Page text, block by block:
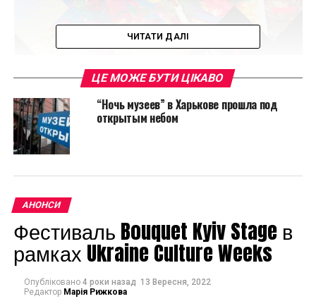
ЧИТАТИ ДАЛІ
ЦЕ МОЖЕ БУТИ ЦІКАВО
“Ночь музеев” в Харькове прошла под
открытым небом
АНОНСИ
Фестиваль Bouquet Kyiv Stage в
рамках Ukraine Culture Weeks
Опубліковано 4 роки назад 13 Вересня, 2022
Редактор Марія Рижкова